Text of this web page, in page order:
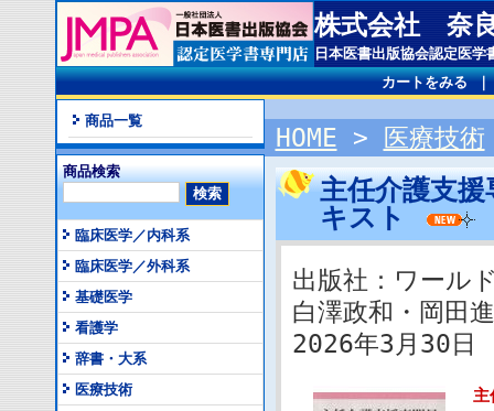
株式会社 奈
日本医書出版協会認定医
カートをみる
商品一覧
商品検索
臨床医学／内科系
臨床医学／外科系
基礎医学
看護学
辞書・大系
医療技術
HOME > 医療技術
主任介護支
キスト
出版社：ワール
白澤政和・岡田
2026年3月30日